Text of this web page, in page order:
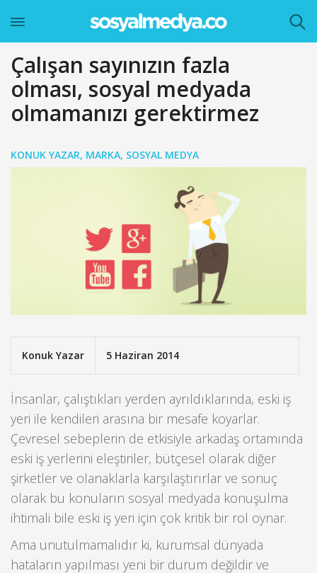
Çalışan sayınızın fazla
olması, sosyal medyada
olmamanızı gerektirmez
KONUK YAZAR, MARKA, SOSYAL MEDYA
Konuk Yazar 5 Haziran 2014
İnsanlar, çalıştıkları yerden ayrıldıklarında, eski iş
yeri ile kendileri arasına bir mesafe koyarlar.
Çevresel sebeplerin de etkisiyle arkadaş ortamında
eski iş yerlerini eleştiriler, bütçesel olarak diğer
şirketler ve olanaklarla karşılaştırırlar ve sonuç
olarak bu konuların sosyal medyada konuşulma
ihtimali bile eski iş yeri için çok kritik bir rol oynar.
Ama unutulmamalıdır ki, kurumsal dünyada
hataların yapılması yeni bir durum değildir ve